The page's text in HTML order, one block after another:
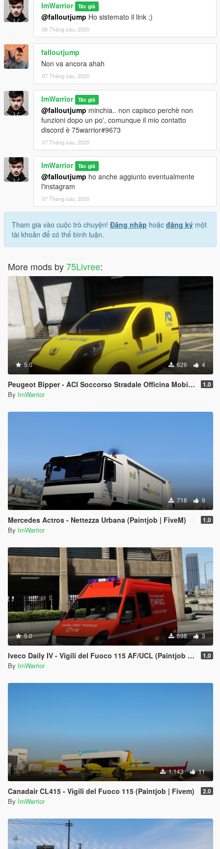
ImWarrior Tác giả
@falloutjump Ho sistemato il link ;)
06 Tháng sáu, 2020
falloutjump
Non va ancora ahah
07 Tháng sáu, 2020
ImWarrior Tác giả
@falloutjump minchia.. non capisco perchè non
funzioni dopo un po', comunque il mio contatto
discord è 75warrior#9673
07 Tháng sáu, 2020
ImWarrior Tác giả
@falloutjump ho anche aggiunto eventualmente
l'instagram
07 Tháng sáu, 2020
Tham gia vào cuộc trò chuyện! Đăng nhập hoặc đăng ký một
tài khoản để có thể bình luận.
More mods by75Livree:
5.0 626 4
Peugeot Bipper - ACI Soccorso Stradale Officina Mobile (Paintjob | FiveM) 1.0
By ImWarrior
718 9
Mercedes Actros - Nettezza Urbana (Paintjob | FiveM) 1.0
By ImWarrior
5.0 598 3
Iveco Daily IV - Vigili del Fuoco 115 AF/UCL (Paintjob | FiveM) 1.0
By ImWarrior
1.143 11
Canadair CL415 - Vigili del Fuoco 115 (Paintjob | Fivem) 2.0
By ImWarrior